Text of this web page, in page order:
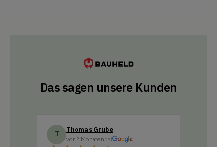
Das sagen unsere Kunden
T Thomas Grube
vor 2 Monatenbei